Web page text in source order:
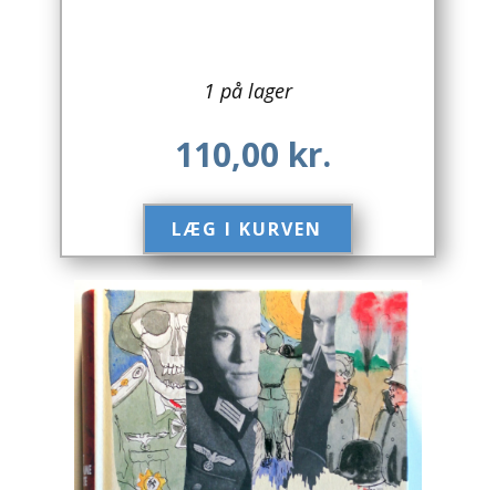
Drikkevare / Øl / Vin
Engelsk
Erhverv
Europa
Fantasy / Sciencefiction
1 på lager
110,00 kr.
LÆG I KURVEN​